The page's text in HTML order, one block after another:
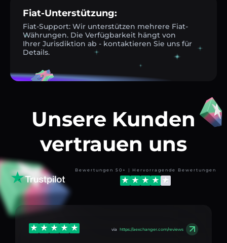
Fiat-Unterstützung:
Fiat-Support: Wir unterstützen mehrere Fiat-
Währungen. Die Verfügbarkeit hängt von
Ihrer Jurisdiktion ab - kontaktieren Sie uns für
Details.
Unsere Kunden
vertrauen uns
Bewertungen 50+ | Hervorragende Bewertungen
via https://aexchanger.com/reviews